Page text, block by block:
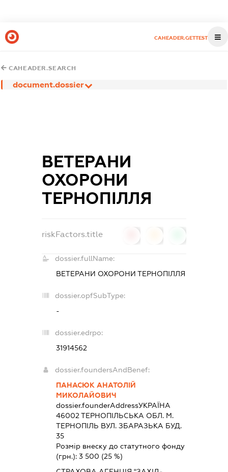
CAHEADER.GETTEST
CAHEADER.SEARCH
document.dossier
ВЕТЕРАНИ
ОХОРОНИ
ТЕРНОПІЛЛЯ
riskFactors.title
dossier.fullName:
ВЕТЕРАНИ ОХОРОНИ ТЕРНОПІЛЛЯ
dossier.opfSubType:
-
dossier.edrpo:
31914562
dossier.foundersAndBenef:
ПАНАСЮК АНАТОЛІЙ
МИКОЛАЙОВИЧ
dossier.founderAddressУКРАЇНА
46002 ТЕРНОПIЛЬСЬКА ОБЛ. М.
ТЕРНОПІЛЬ ВУЛ. ЗБАРАЗЬКА БУД.
35
Розмір внеску до статутного фонду
(грн.):3 500 (25 %)